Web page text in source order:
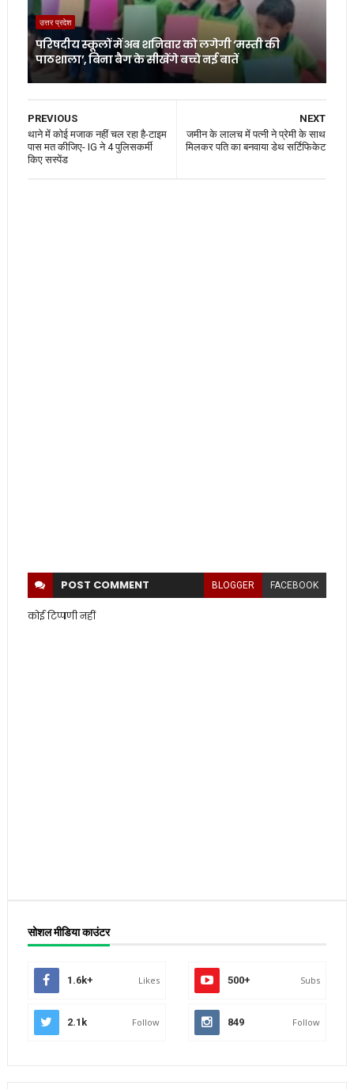
उत्तर प्रदेश
परिषदीय स्कूलों में अब शनिवार को लगेगी ‘मस्ती की
पाठशाला’, बिना बैग के सीखेंगे बच्चे नई बातें
NEXT
जमीन के लालच में पत्नी ने प्रेमी के साथ
मिलकर पति का बनवाया डेथ सर्टिफिकेट
PREVIOUS
थाने में कोई मजाक नहीं चल रहा है-टाइम
पास मत कीजिए- IG ने 4 पुलिसकर्मी
किए सस्पेंड
POST COMMENT BLOGGER FACEBOOK
कोई टिप्पणी नहीं
सोशल मीडिया काउंटर
1.6k+ Likes 500+ Subs
2.1k Follow 849 Follow